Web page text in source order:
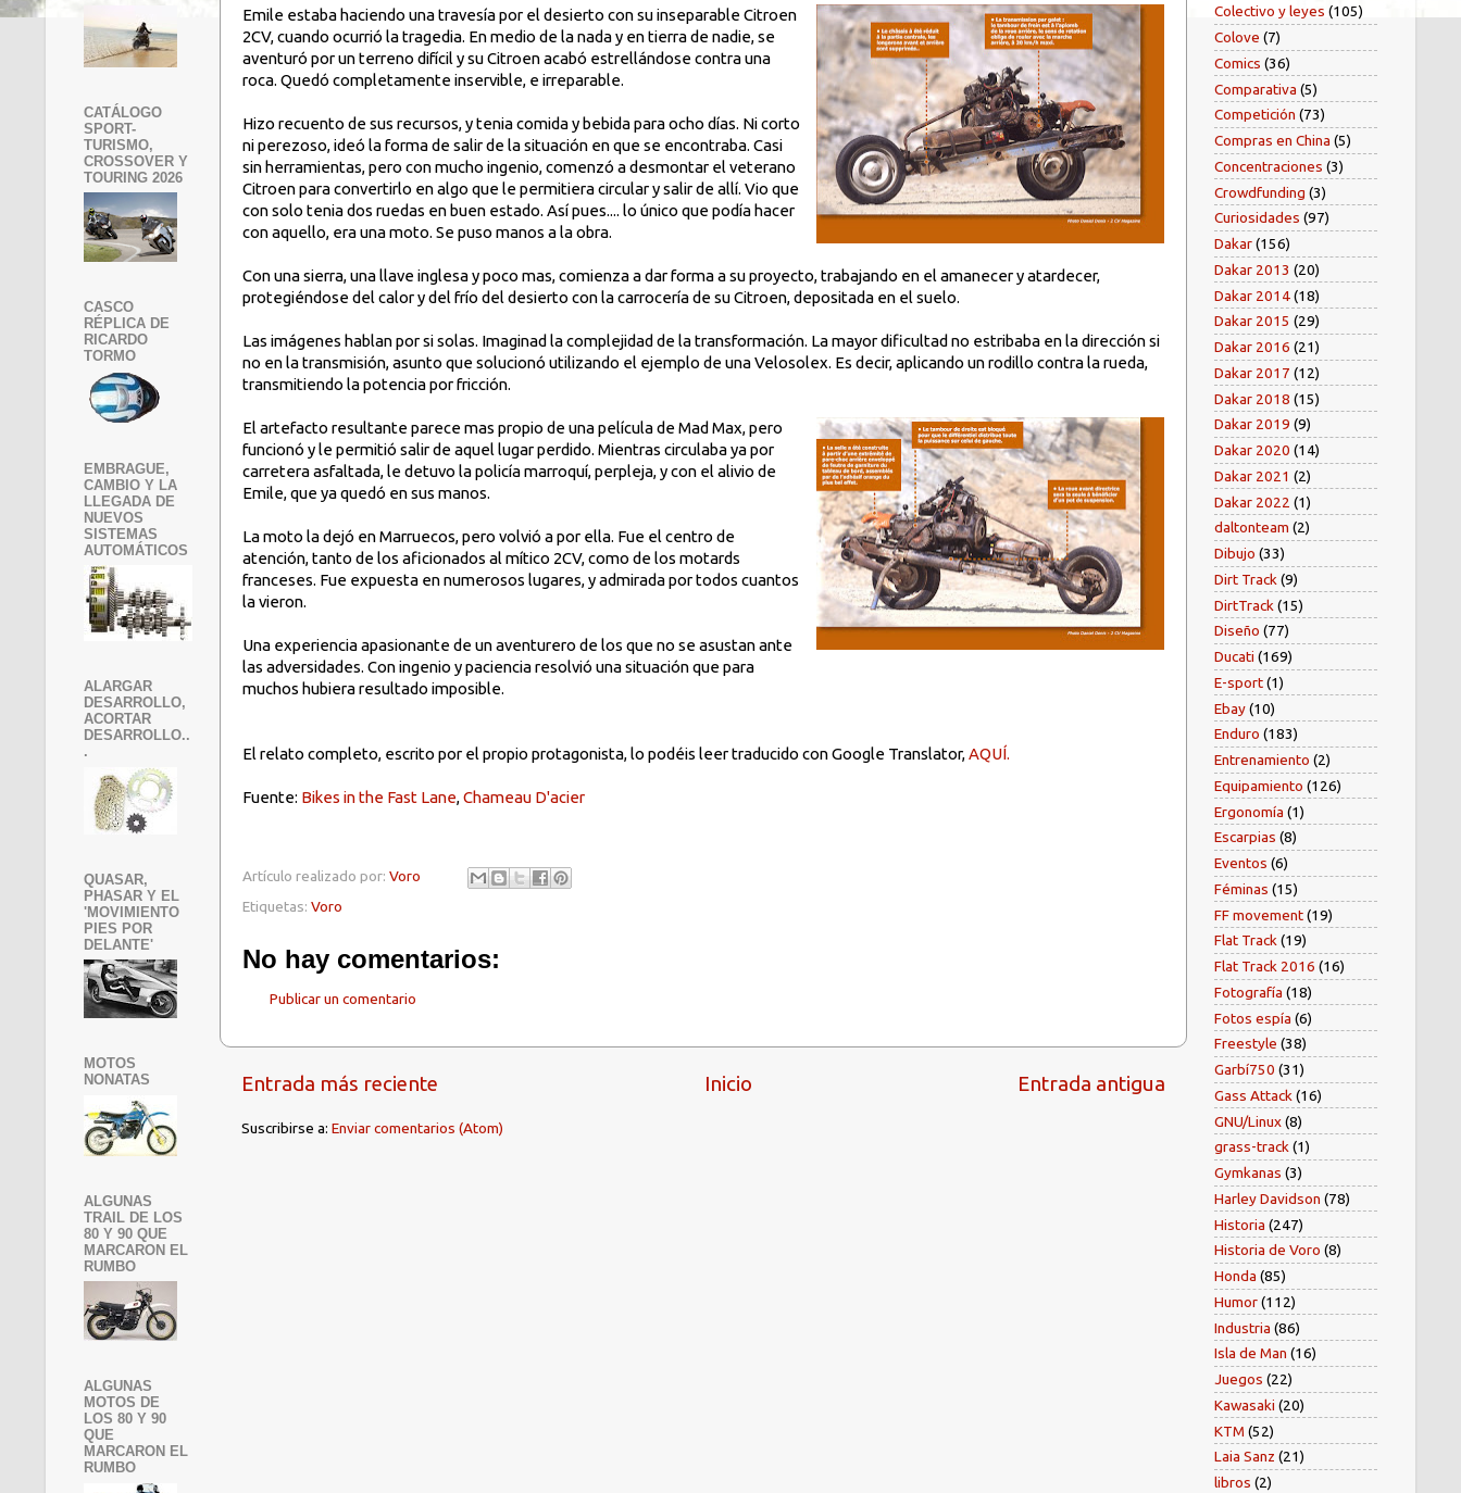
Emile estaba haciendo una travesía por el desierto con su inseparable Citroen
2CV, cuando ocurrió la tragedia. En medio de la nada y en tierra de nadie, se
aventuró por un terreno difícil y su Citroen acabó estrellándose contra una
roca. Quedó completamente inservible, e irreparable.
Hizo recuento de sus recursos, y tenia comida y bebida para ocho días. Ni corto
ni perezoso, ideó la forma de salir de la situación en que se encontraba. Casi
sin herramientas, pero con mucho ingenio, comenzó a desmontar el veterano
Citroen para convertirlo en algo que le permitiera circular y salir de allí. Vio que
con solo tenia dos ruedas en buen estado. Así pues.... lo único que podía hacer
con aquello, era una moto. Se puso manos a la obra.
Con una sierra, una llave inglesa y poco mas, comienza a dar forma a su proyecto, trabajando en el amanecer y atardecer,
protegiéndose del calor y del frío del desierto con la carrocería de su Citroen, depositada en el suelo.
Las imágenes hablan por si solas. Imaginad la complejidad de la transformación. La mayor dificultad no estribaba en la dirección si
no en la transmisión, asunto que solucionó utilizando el ejemplo de una Velosolex. Es decir, aplicando un rodillo contra la rueda,
transmitiendo la potencia por fricción.
El artefacto resultante parece mas propio de una película de Mad Max, pero
funcionó y le permitió salir de aquel lugar perdido. Mientras circulaba ya por
carretera asfaltada, le detuvo la policía marroquí, perpleja, y con el alivio de
Emile, que ya quedó en sus manos.
La moto la dejó en Marruecos, pero volvió a por ella. Fue el centro de
atención, tanto de los aficionados al mítico 2CV, como de los motards
franceses. Fue expuesta en numerosos lugares, y admirada por todos cuantos
la vieron.
Una experiencia apasionante de un aventurero de los que no se asustan ante
las adversidades. Con ingenio y paciencia resolvió una situación que para
muchos hubiera resultado imposible.
El relato completo, escrito por el propio protagonista, lo podéis leer traducido con Google Translator,AQUÍ.
Fuente: Bikes in the Fast Lane,Chameau D'acier
Artículo realizado por: Voro
Etiquetas: Voro
No hay comentarios:
Publicar un comentario
Entrada más reciente Entrada antigua
Inicio
Suscribirse a: Enviar comentarios (Atom)
CATÁLOGO
SPORT-
TURISMO,
CROSSOVER Y
TOURING 2026
CASCO
RÉPLICA DE
RICARDO
TORMO
EMBRAGUE,
CAMBIO Y LA
LLEGADA DE
NUEVOS
SISTEMAS
AUTOMÁTICOS
ALARGAR
DESARROLLO,
ACORTAR
DESARROLLO..
.
QUASAR,
PHASAR Y EL
'MOVIMIENTO
PIES POR
DELANTE'
MOTOS
NONATAS
ALGUNAS
TRAIL DE LOS
80 Y 90 QUE
MARCARON EL
RUMBO
ALGUNAS
MOTOS DE
LOS 80 Y 90
QUE
MARCARON EL
RUMBO
Colectivo y leyes (105)
Colove (7)
Comics (36)
Comparativa (5)
Competición (73)
Compras en China (5)
Concentraciones (3)
Crowdfunding (3)
Curiosidades (97)
Dakar(156)
Dakar 2013 (20)
Dakar 2014(18)
Dakar 2015 (29)
Dakar 2016 (21)
Dakar 2017 (12)
Dakar 2018 (15)
Dakar 2019 (9)
Dakar 2020 (14)
Dakar 2021 (2)
Dakar 2022 (1)
daltonteam (2)
Dibujo (33)
Dirt Track (9)
DirtTrack (15)
Diseño (77)
Ducati (169)
E-sport(1)
Ebay(10)
Enduro (183)
Entrenamiento (2)
Equipamiento (126)
Ergonomía (1)
Escarpias (8)
Eventos (6)
Féminas (15)
FF movement(19)
Flat Track(19)
Flat Track 2016 (16)
Fotografía (18)
Fotos espía (6)
Freestyle (38)
Garbí750 (31)
Gass Attack (16)
GNU/Linux(8)
grass-track(1)
Gymkanas (3)
Harley Davidson (78)
Historia (247)
Historia de Voro (8)
Honda (85)
Humor(112)
Industria (86)
Isla de Man (16)
Juegos (22)
Kawasaki (20)
KTM (52)
Laia Sanz (21)
libros (2)